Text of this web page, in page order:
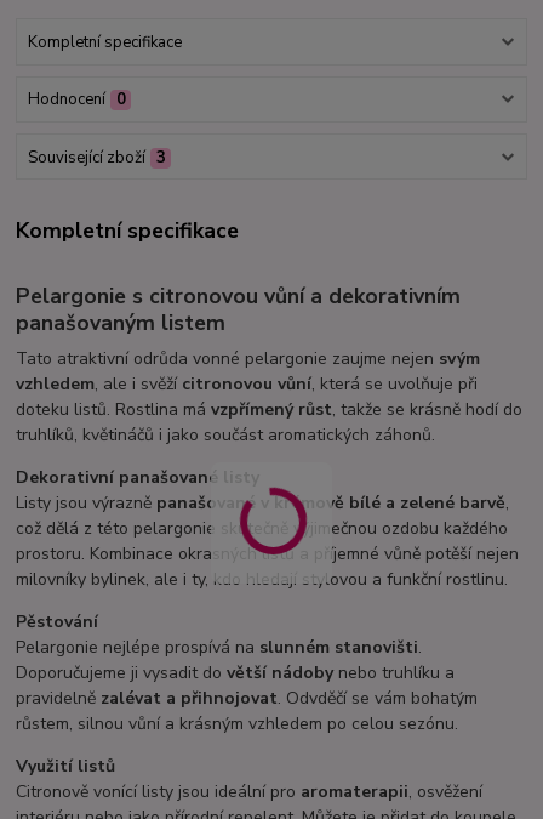
Kompletní specifikace
Hodnocení 0
Související zboží 3
Kompletní specifikace
Pelargonie s citronovou vůní a dekorativním
panašovaným listem
Tato atraktivní odrůda vonné pelargonie zaujme nejen svým
vzhledem, ale i svěží citronovou vůní, která se uvolňuje při
doteku listů. Rostlina mávzpřímený růst, takže se krásně hodí do
truhlíků, květináčů i jako součást aromatických záhonů.
Dekorativní panašované listy
Listy jsou výrazně panašované v krémově bílé a zelené barvě,
což dělá z této pelargonie skutečně výjimečnou ozdobu každého
prostoru. Kombinace okrasných listů a příjemné vůně potěší nejen
milovníky bylinek, ale i ty, kdo hledají stylovou a funkční rostlinu.
Pěstování
Pelargonie nejlépe prospívá na slunném stanovišti.
Doporučujeme ji vysadit dovětší nádobynebo truhlíku a
pravidelně zalévat a přihnojovat. Odvděčí se vám bohatým
růstem, silnou vůní a krásným vzhledem po celou sezónu.
Využití listů
Citronově vonící listy jsou ideální pro aromaterapii, osvěžení